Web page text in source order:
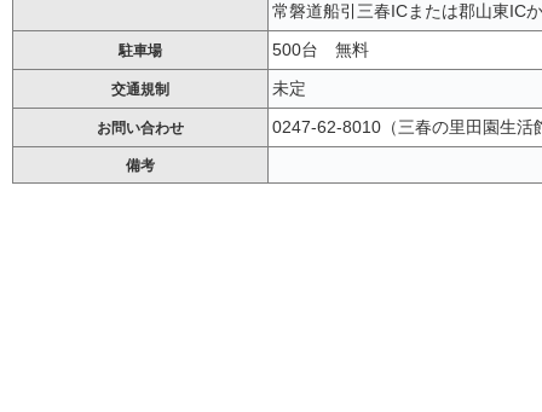
常磐道船引三春ICまたは郡山東IC
駐車場 500台 無料
交通規制 未定
お問い合わせ 0247-62-8010（三春の里田園生活
備考